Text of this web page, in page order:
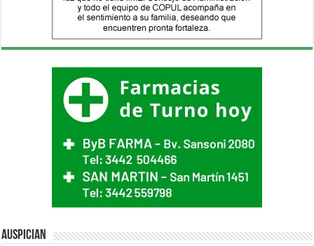
Auspician